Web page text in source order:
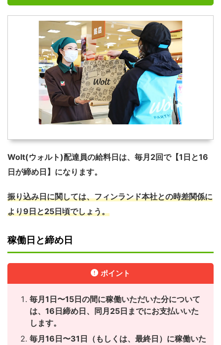
Wolt(ウォルト)配達員の給料日は、毎月2回で【1日と16
日が締め日】になります。
振り込み日に関しては、フィンランド本社との時差関係に
より9日と25日頃でしょう。
稼働日と締め日
ポイント
毎月1日〜15日の間に稼働いただいた分について
は、16日締め日、同月25日までにお支払いいた
します。
毎月16日〜31日（もしくは、最終日）に稼働いた